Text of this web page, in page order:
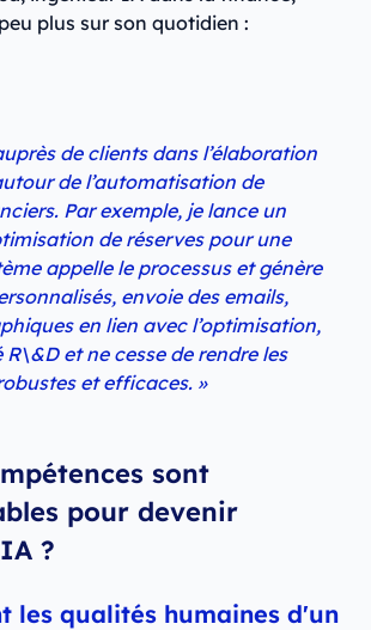
plus sur son quotidien :
de clients dans l’élaboration
de l’automatisation de
Par exemple, je lance un
de réserves pour une
appelle le processus et génère
envoie des emails,
en lien avec l’optimisation,
R\&D et ne cesse de rendre les
et efficaces. »
sont
pour devenir
?
les qualités humaines d'un